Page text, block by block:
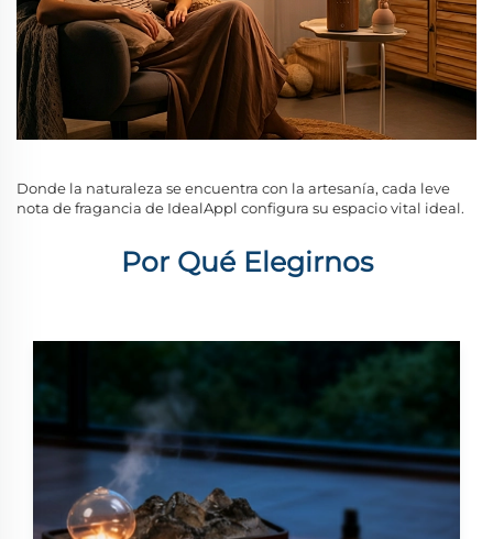
Donde la naturaleza se encuentra con la artesanía, cada leve
nota de fragancia de IdealAppl configura su espacio vital ideal.
Por Qué Elegirnos